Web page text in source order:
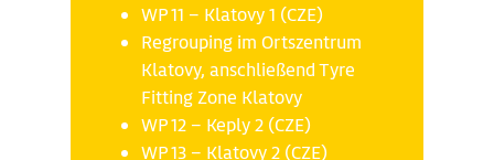
WP 11 – Klatovy 1 (CZE)
Regrouping im Ortszentrum
Klatovy, anschließend Tyre
Fitting Zone Klatovy
WP 12 – Keply 2 (CZE)
WP 13 – Klatovy 2 (CZE)